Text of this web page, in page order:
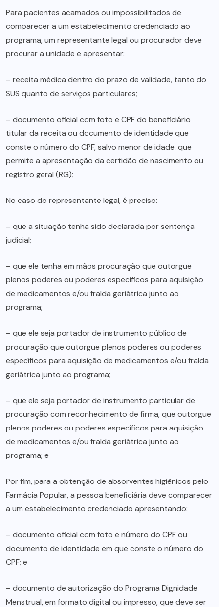
Para pacientes acamados ou impossibilitados de
comparecer a um estabelecimento credenciado ao
programa, um representante legal ou procurador deve
procurar a unidade e apresentar:
– receita médica dentro do prazo de validade, tanto do
SUS quanto de serviços particulares;
– documento oficial com foto e CPF do beneficiário
titular da receita ou documento de identidade que
conste o número do CPF, salvo menor de idade, que
permite a apresentação da certidão de nascimento ou
registro geral (RG);
No caso do representante legal, é preciso:
– que a situação tenha sido declarada por sentença
judicial;
– que ele tenha em mãos procuração que outorgue
plenos poderes ou poderes específicos para aquisição
de medicamentos e/ou fralda geriátrica junto ao
programa;
– que ele seja portador de instrumento público de
procuração que outorgue plenos poderes ou poderes
específicos para aquisição de medicamentos e/ou fralda
geriátrica junto ao programa;
– que ele seja portador de instrumento particular de
procuração com reconhecimento de firma, que outorgue
plenos poderes ou poderes específicos para aquisição
de medicamentos e/ou fralda geriátrica junto ao
programa; e
Por fim, para a obtenção de absorventes higiênicos pelo
Farmácia Popular, a pessoa beneficiária deve comparecer
a um estabelecimento credenciado apresentando:
– documento oficial com foto e número do CPF ou
documento de identidade em que conste o número do
CPF; e
– documento de autorização do Programa Dignidade
Menstrual, em formato digital ou impresso, que deve ser